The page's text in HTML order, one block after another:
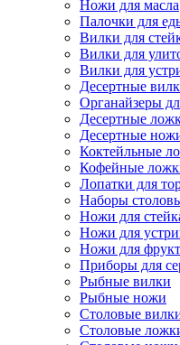
Ножи для масла
Палочки для
Вилки для
Вилки для
Вилки для
Десертные
Органайзеры
Десертные
Десертные
Коктейльные
Кофейные
Лопатки для
Наборы
Ножи для
Ножи для
Ножи для
Приборы для
Рыбные вилки
Рыбные ножи
Столовые
Столовые